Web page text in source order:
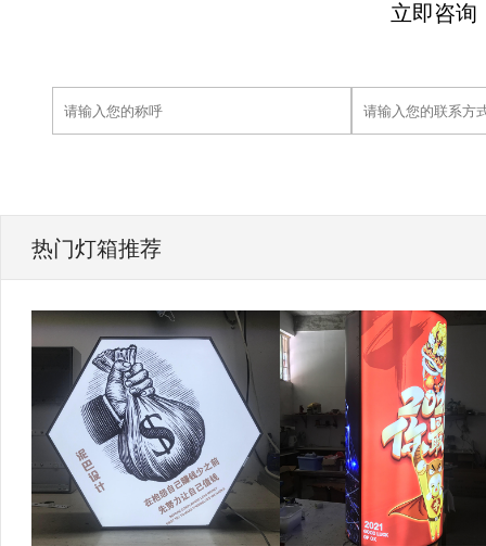
立即咨询
热门灯箱推荐